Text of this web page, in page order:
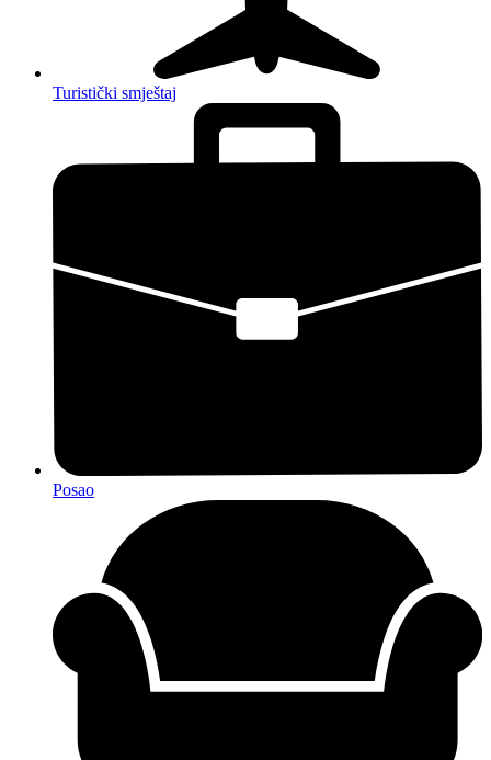
Turistički smještaj
Posao